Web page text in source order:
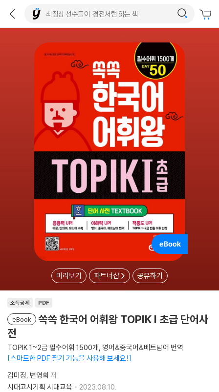
미리보기 파트너샵 공유하기
소득공제 PDF
eBook
쏙쏙 한국어 어휘왕 TOPIK I 초급 단어사
전
TOPIK 1~2급 필수어휘 1500개, 영어&중국어&베트남어 번역
스마트한 PDF 필기 기능을 사용해 보세요!
김미정 변영희 저
시대고시기획 시대교육
2023.08.10.